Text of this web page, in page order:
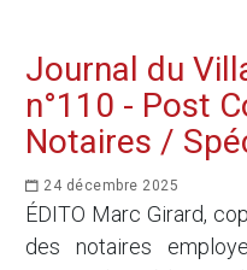
Journal du
n°110 - Post
Notaires /
24 décembre 2025
ÉDITO Marc Girard,
des notaires